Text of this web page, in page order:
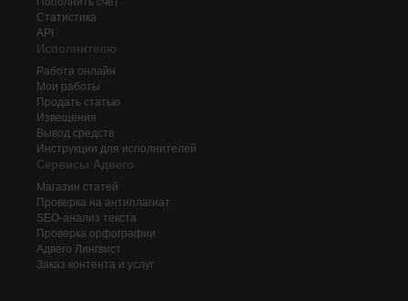
Статистика
API
Исполнителю
Работа онлайн
Мои работы
Продать статью
Извещения
Вывод средств
Инструкции для исполнителей
Сервисы Адвего
Магазин статей
Проверка на антиплагиат
SEO-анализ текста
Проверка орфографии
Адвего Лингвист
Заказ контента и услуг